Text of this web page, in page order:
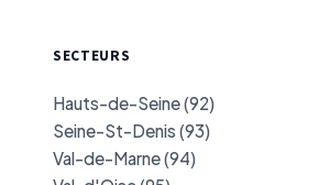
SECTEURS
Hauts-de-Seine (92)
Seine-St-Denis (93)
Val-de-Marne (94)